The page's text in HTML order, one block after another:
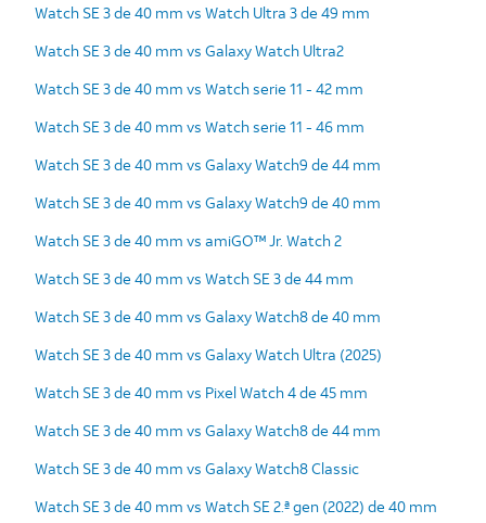
Watch SE 3 de 40 mm vs Watch Ultra 3 de 49 mm
Watch SE 3 de 40 mm vs Galaxy Watch Ultra2
Watch SE 3 de 40 mm vs Watch serie 11 - 42 mm
Watch SE 3 de 40 mm vs Watch serie 11 - 46 mm
Watch SE 3 de 40 mm vs Galaxy Watch9 de 44 mm
Watch SE 3 de 40 mm vs Galaxy Watch9 de 40 mm
Watch SE 3 de 40 mm vs amiGO™ Jr. Watch 2
Watch SE 3 de 40 mm vs Watch SE 3 de 44 mm
Watch SE 3 de 40 mm vs Galaxy Watch8 de 40 mm
Watch SE 3 de 40 mm vs Galaxy Watch Ultra (2025)
Watch SE 3 de 40 mm vs Pixel Watch 4 de 45 mm
Watch SE 3 de 40 mm vs Galaxy Watch8 de 44 mm
Watch SE 3 de 40 mm vs Galaxy Watch8 Classic
Watch SE 3 de 40 mm vs Watch SE 2.ª gen (2022) de 40 mm